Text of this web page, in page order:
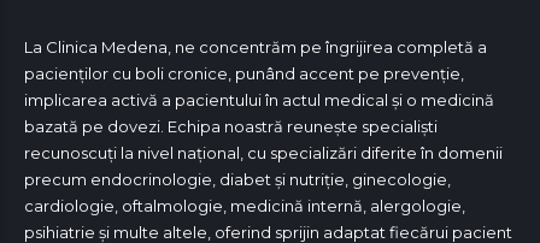
La Clinica Medena, ne concentrăm pe îngrijirea completă a
pacienților cu boli cronice, punând accent pe prevenție,
implicarea activă a pacientului în actul medical și o medicină
bazată pe dovezi. Echipa noastră reunește specialiști
recunoscuți la nivel național, cu specializări diferite în domenii
precum endocrinologie, diabet și nutriție, ginecologie,
cardiologie, oftalmologie, medicină internă, alergologie,
psihiatrie și multe altele, oferind sprijin adaptat fiecărui pacient